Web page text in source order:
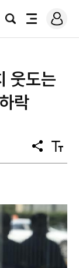
검
전
로
그
웃도는
락
공
유
텍
스